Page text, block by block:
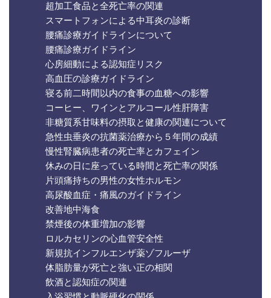
超加工食品と全死亡率の関連
スマートフォンによる中耳炎の診断
腰痛診療ガイドラインについて
腰痛診療ガイドライン
心房細動による認知症リスク
高血圧の診療ガイドライン
寝る前二時間以内の食事の血糖への影響
コーヒー、ワインとアルコール性肝障害
非糖質系甘味料の摂取と健康の関連について
急性虫垂炎の抗菌薬治療から５年間の成績
慢性腎臓病患者の死亡率とカフェイン
休みの日に座っている時間と死亡率の関係
片頭痛持ちの男性の女性ホルモン
高尿酸血症・痛風のガイドライン
改善地中海食
禁煙後の体重増加の影響
ロルカセリンの心血管安全性
新規抗インフルエンザ薬ゾフルーザ
体脂肪量が死亡と強い正の相関
飲酒と認知症の関連